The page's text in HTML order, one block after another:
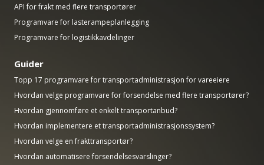
API for frakt med flere transportører
Programvare for lasterampeplanlegging
Programvare for logistikkavdelinger
Guider
Topp 17 programvare for transportadministrasjon for vareeiere
Hvordan velge programvare for forsendelse med flere transportører?
Hvordan gjennomføre et enkelt transportanbud?
Hvordan implementere et transportadministrasjonssystem?
Hvordan velge en frakttransportør?
Hvordan automatisere forsendelsesvarslinger?